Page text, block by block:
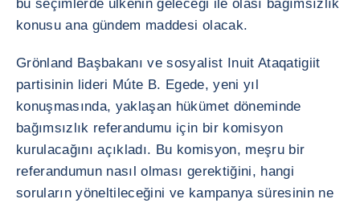
bu seçimlerde ülkenin geleceği ile olası bağımsızlık
konusu ana gündem maddesi olacak.
Grönland Başbakanı ve sosyalist Inuit Ataqatigiit
partisinin lideri Múte B. Egede, yeni yıl
konuşmasında, yaklaşan hükümet döneminde
bağımsızlık referandumu için bir komisyon
kurulacağını açıkladı. Bu komisyon, meşru bir
referandumun nasıl olması gerektiğini, hangi
soruların yöneltileceğini ve kampanya süresinin ne